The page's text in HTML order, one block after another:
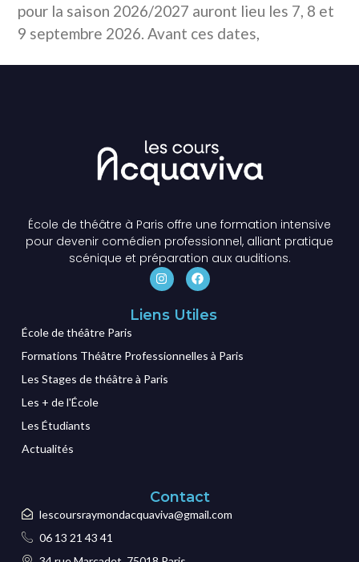
pour la saison 2026/2027 auront lieu les 7, 8 et
9 septembre 2026. Avant ces dates,
École de théâtre à Paris offre une formation intensive
pour devenir comédien professionnel, alliant pratique
scénique et préparation aux auditions.
Liens Utiles
École de théâtre Paris
Formations Théâtre Professionnelles à Paris
Les Stages de théâtre à Paris
Les + de l'École
Les Étudiants
Actualités
Contact
lescoursraymondacquaviva@gmail.com
06 13 21 43 41